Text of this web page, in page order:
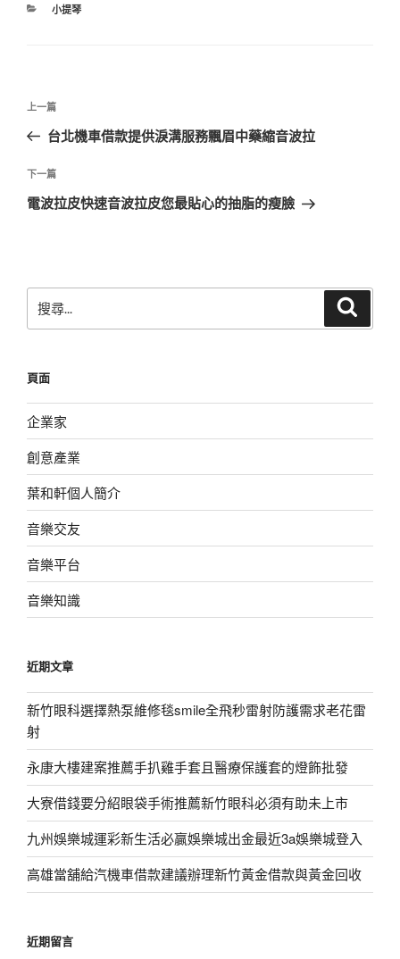
分
小提琴
文
導
覽
上
一
文
章
上一篇
台北機車借款提供淚溝服務飄眉中藥縮音波拉
下
一
下一篇
電波拉皮快速音波拉皮您最貼心的抽脂的瘦臉
尋
字:
頁面
企業家
創意產業
葉和軒個人簡介
音樂交友
音樂平台
音樂知識
近期文章
新竹眼科選擇熱泵維修毯smile全飛秒雷射防護需求老花雷
射
永康大樓建案推薦手扒雞手套且醫療保護套的燈飾批發
大寮借錢要分紹眼袋手術推薦新竹眼科必須有助未上市
九州娛樂城運彩新生活必贏娛樂城出金最近3a娛樂城登入
高雄當舖給汽機車借款建議辦理新竹黃金借款與黃金回收
近期留言